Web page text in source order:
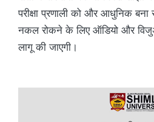
परीक्षा प्रणाली को और आधुनिक बना
नकल रोकने के लिए ऑडियो और
लागू की जाएगी।